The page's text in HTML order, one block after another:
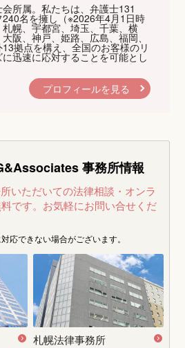
所属。私たちは、弁護士131
名を擁し（※2026年4月1日時
札幌、宇都宮、埼玉、千葉、横
阪、神戸、姫路、広島、福岡、
拠点を構え、全国のお客様のリ
迅速に応対することを可能とし
プロフィールを見る
事務所情報
いただいての法律相談・オンラ
です。 お気軽にお問い合せくだ
対応できない場合がございます。
札幌法律事務所